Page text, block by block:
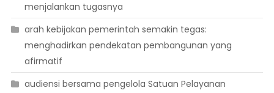
menjalankan tugasnya
arah kebijakan pemerintah semakin tegas:
menghadirkan pendekatan pembangunan yang
afirmatif
audiensi bersama pengelola Satuan Pelayanan